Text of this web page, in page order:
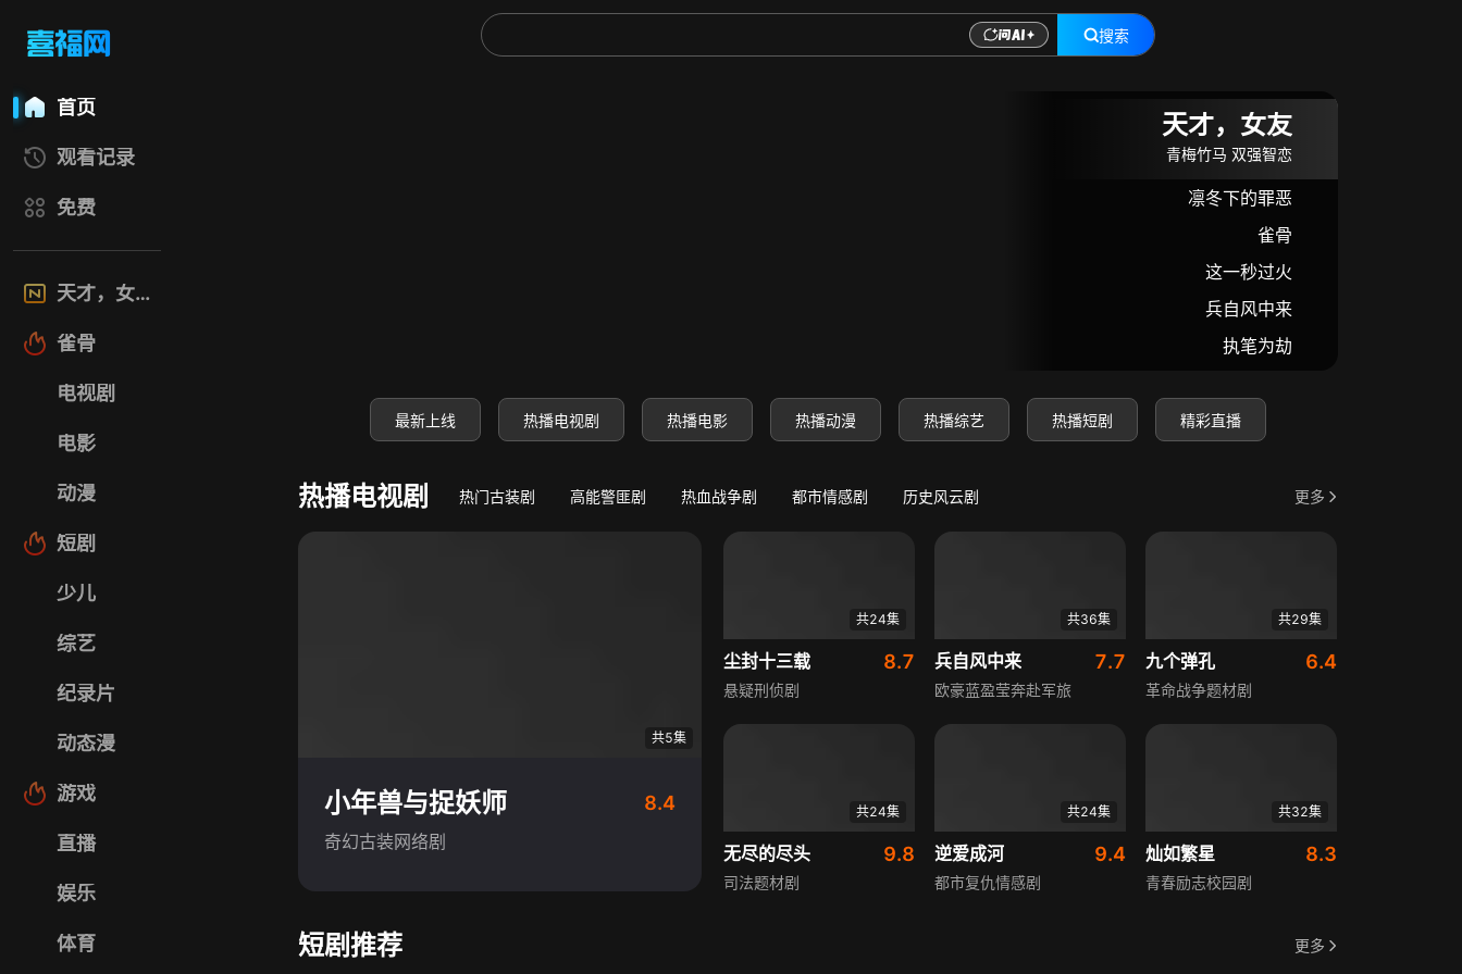
搜索
首页
观看记录
免费
天才，女友
雀骨
电视剧
电影
动漫
短剧
少儿
综艺
纪录片
动态漫
游戏
直播
娱乐
体育
天才，女友
青梅竹马 双强智恋
凛冬下的罪恶
雀骨
这一秒过火
兵自风中来
执笔为劫
最新上线 热播电视剧 热播电影 热播动漫 热播综艺 热播短剧 精彩直播
热播电视剧 热门古装剧 高能警匪剧 热血战争剧 都市情感剧 历史风云剧 更多
共5集
小年兽与捉妖师 8.4
奇幻古装网络剧
共24集
尘封十三载 8.7
悬疑刑侦剧
共36集
兵自风中来 7.7
欧豪蓝盈莹奔赴军旅
共29集
九个弹孔 6.4
革命战争题材剧
共24集
无尽的尽头 9.8
司法题材剧
共24集
逆爱成河 9.4
都市复仇情感剧
共32集
灿如繁星 8.3
青春励志校园剧
短剧推荐 更多